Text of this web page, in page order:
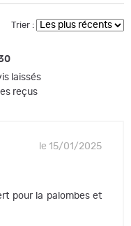
Trier :
laissés
reçus
le 15/01/2025
pour la palombes et